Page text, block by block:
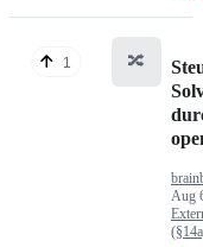
1 🔀
Aug